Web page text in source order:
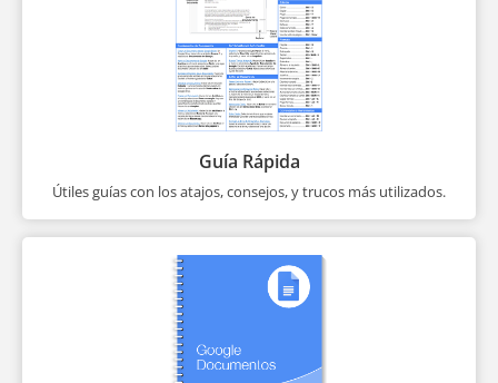
Guía Rápida
Útiles guías con los atajos, consejos, y trucos más utilizados.